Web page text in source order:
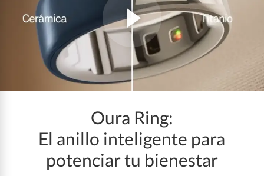
Oura Ring:
El anillo inteligente para
potenciar tu bienestar